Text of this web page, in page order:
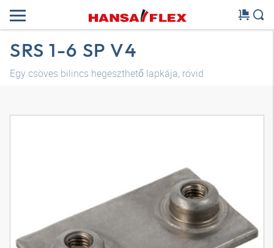
SRS 1-6 SP V4
Egy csöves bilincs hegeszthető lapkája, rövid